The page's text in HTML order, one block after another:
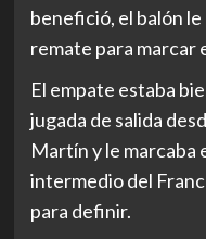
benefició, el balón
remate para marcar
El empate estaba
jugada de salida
Martín y le marcaba
intermedio del
para definir.